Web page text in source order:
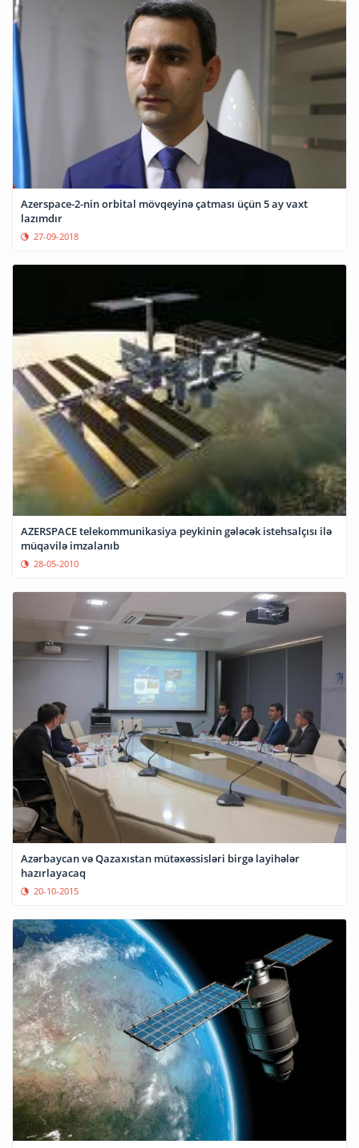
Azerspace-2-nin orbital mövqeyinə çatması üçün 5 ay vaxt
lazımdır
27-09-2018
AZERSPACE telekommunikasiya peykinin gələcək istehsalçısı ilə
müqavilə imzalanıb
28-05-2010
Azərbaycan və Qazaxıstan mütəxəssisləri birgə layihələr
hazırlayacaq
20-10-2015